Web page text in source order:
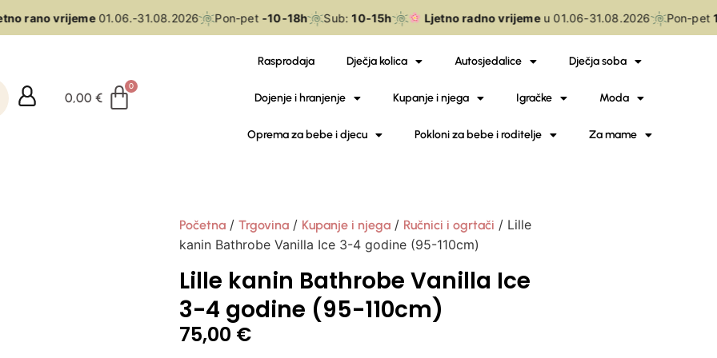
rano vrijeme01.06.-31.08.2026 Pon-pet-10-18h Sub:10-15h Ljetno radno vrijemeu 01.06-31.08.2026 Pon-pet
0,00€
Rasprodaja Dječja kolica Autosjedalice Dječja soba
Dojenje i hranjenje Kupanje i njega Igračke Moda
Oprema za bebe i djecu Pokloni za bebe i roditelje Za mame
Početna / Trgovina / Kupanje i njega / Ručnici i ogrtači / Lille
kanin Bathrobe Vanilla Ice 3-4 godine (95-110cm)
Lille kanin Bathrobe Vanilla Ice
3-4 godine (95-110cm)
75,00 €